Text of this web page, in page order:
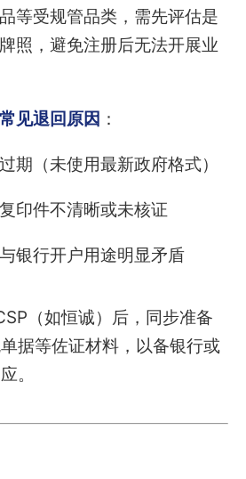
等受规管品类，需先评估是
照，避免注册后无法开展业
见退回原因 ：
期（未使用最新政府格式）
印件不清晰或未核证
银行开户用途明显矛盾
（如恒诚）后，同步准备
据等佐证材料，以备银行或
。